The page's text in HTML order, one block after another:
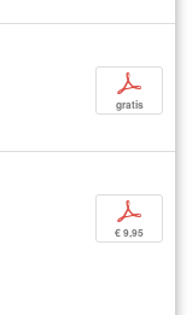
p
gratis
p
€ 9,95